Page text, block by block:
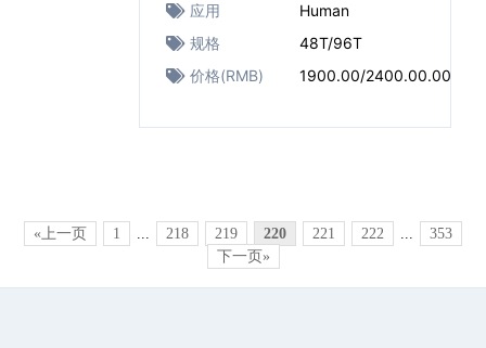
应用
Human
规格
48T/96T
价格(RMB)
1900.00/2400.00.00
«上一页 1 ... 218 219 220 221 222 ...
353
下一页»